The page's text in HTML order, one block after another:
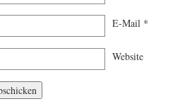
E-Mail *
Website